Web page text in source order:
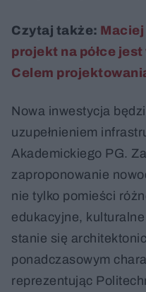
Czytaj także: Maciej
projekt na półce
Celem
Nowa inwestycja
uzupełnieniem
Akademickiego PG.
zaproponowanie
nie tylko pomieści
edukacyjne,
stanie się
ponadczasowym
reprezentując